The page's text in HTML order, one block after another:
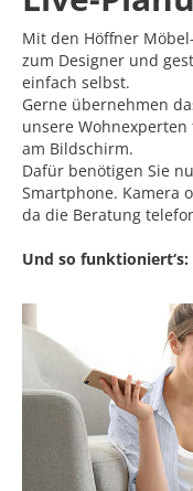
Mit den Höffner
zum Designer und
einfach selbst.
Gerne übernehmen
unsere
am Bildschirm.
Dafür benötigen Sie
Smartphone. Kamera
da die Beratung
Und so funktioniert‘s: